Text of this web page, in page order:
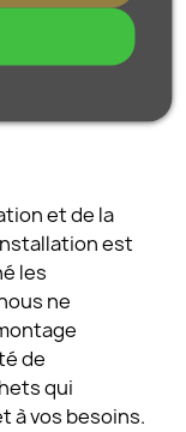
et de la
est
les
ne
de
qui
à vos besoins.